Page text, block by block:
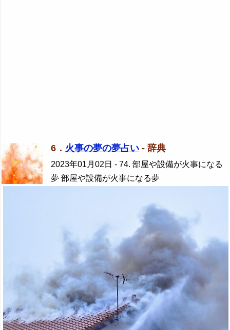
6． 火事の夢の夢占い - 辞典
2023年01月02日 - 74. 部屋や設備が火事になる
夢 部屋や設備が火事になる夢